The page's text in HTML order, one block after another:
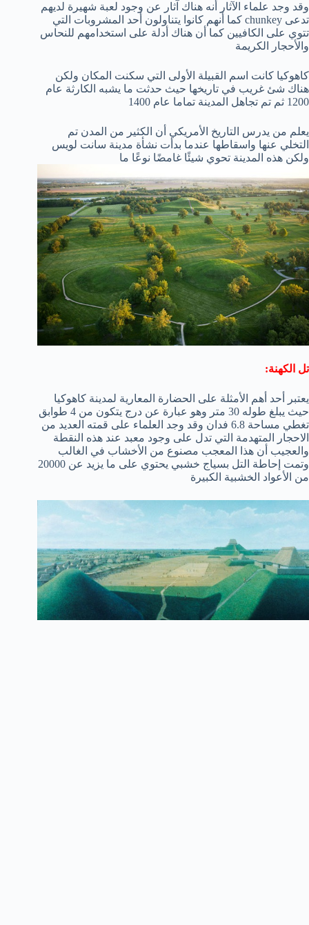
وقد وجد علماء الآثار أنه هناك آثار عن وجود لعبة شهيرة لديهم
تدعى chunkey كما أنهم كانوا يتناولون أحد المشروبات التي
تتوي على الكافيين كما أن هناك أدلة على استخدامهم للنحاس
والأحجار الكريمة
كاهوكيا كانت اسم القبيلة الأولى التي سكنت المكان ولكن
هناك شئ غريب في تاريخها حيث حدثت ما يشبه الكارثة عام
1200 ثم تم تجاهل المدينة تماما عام 1400
يعلم من يدرس التاريخ الأمريكي أن الكثير من المدن تم
التخلي عنها واسقاطها عندما بدأت نشأة مدينة سانت لويس
ولكن هذه المدينة تحوي شيئًا غامضًا نوعًا ما
تل الكهنة:
يعتبر أحد أهم الأمثلة على الحضارة المعارية لمدينة كاهوكيا
حيث يبلغ طوله 30 متر وهو عبارة عن درج يتكون من 4 طوابق
تغطي مساحة 6.8 فدان وقد وجد العلماء على قمته العديد من
الاحجار المتهدمة التي تدل على وجود معبد عند هذه النقطة
والعجيب أن هذا المعجب مصنوع من الأخشاب في الغالب
وتمت إحاطة التل بسياج خشبي يحتوي على ما يزيد عن 20000
من الأعواد الخشبية الكبيرة